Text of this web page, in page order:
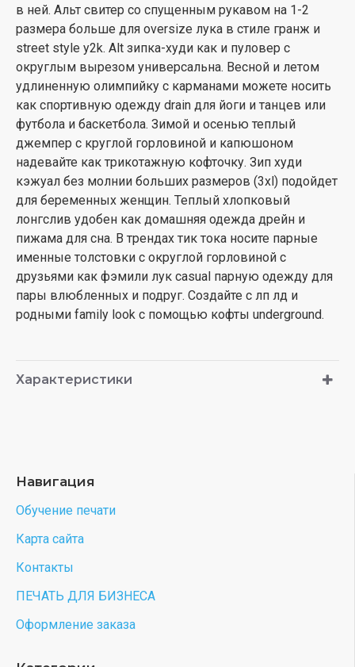
в ней. Альт свитер со спущенным рукавом на 1-2
размера больше для oversize лука в стиле гранж и
street style y2k. Alt зипка-худи как и пуловер с
округлым вырезом универсальна. Весной и летом
удлиненную олимпийку с карманами можете носить
как спортивную одежду drain для йоги и танцев или
футбола и баскетбола. Зимой и осенью теплый
джемпер с круглой горловиной и капюшоном
надевайте как трикотажную кофточку. Зип худи
кэжуал без молнии больших размеров (3xl) подойдет
для беременных женщин. Теплый хлопковый
лонгслив удобен как домашняя одежда дрейн и
пижама для сна. В трендах тик тока носите парные
именные толстовки с округлой горловиной с
друзьями как фэмили лук casual парную одежду для
пары влюбленных и подруг. Создайте с лп лд и
родными family look с помощью кофты underground.
Характеристики
Навигация
Обучение печати
Карта сайта
Контакты
ПЕЧАТЬ ДЛЯ БИЗНЕСА
Оформление заказа